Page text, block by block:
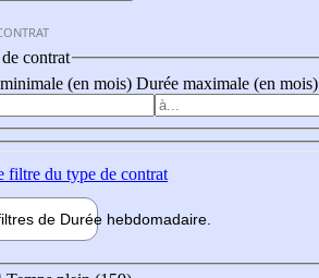
contrat
(en mois) Durée maximale (en mois)
filtre du type de contrat
de Durée hebdomadaire